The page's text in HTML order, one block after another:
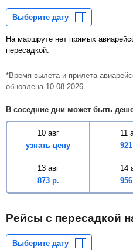
На маршруте нет прямых авиарейсов, воспользуйтесь рейсами с
пересадкой.
*Время вылета и прилета
обновлена 10.08.2026.
В соседние дни может быть
10 авг
узнать цену
11
921
13 авг
873 р.
14
956
Рейсы с пересадкой